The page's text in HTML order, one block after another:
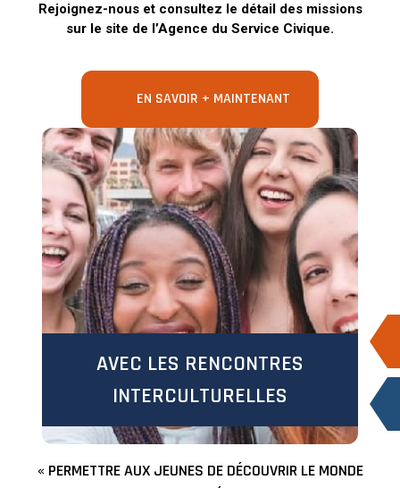
Rejoignez-nous et consultez le détail des missions
sur le site de l’Agence du Service Civique.
EN SAVOIR + MAINTENANT
AVEC LES RENCONTRES
INTERCULTURELLES
« PERMETTRE AUX JEUNES DE DÉCOUVRIR LE MONDE